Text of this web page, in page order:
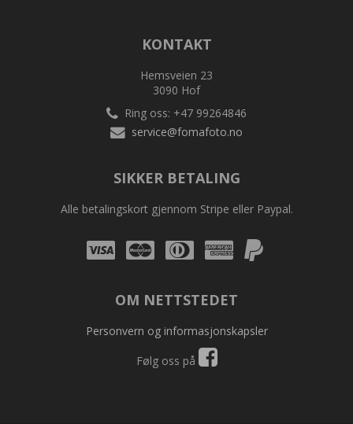
KONTAKT
Hemsveien 23
3090 Hof
Ring oss: +47 99264846
service@fomafoto.no
SIKKER BETALING
Alle betalingskort gjennom Stripe eller Paypal.
Visa Mastercard
Diners
Club
AmexAmex
OM NETTSTEDET
Personvern og informasjonskapsler
Følg oss på